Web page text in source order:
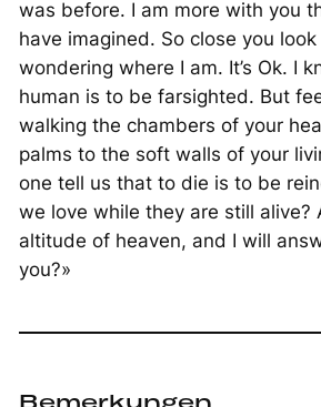
was before. I am more with you
have imagined. So close you
wondering where I am. It’s Ok. I
human is to be farsighted. But
walking the chambers of your
palms to the soft walls of your
one tell us that to die is to be
we love while they are still alive?
altitude of heaven, and I will
you?»
Bemerkungen